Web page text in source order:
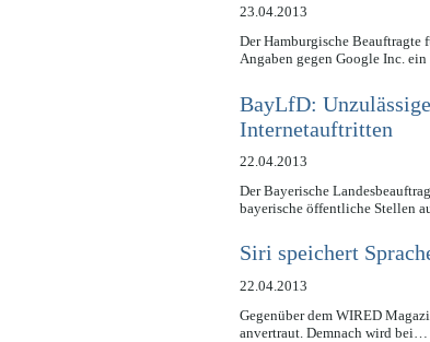
23.04.2013
Der Hamburgische
Angaben gegen Google Inc.
BayLfD:
Internetauftritten
22.04.2013
Der Bayerische
bayerische öffentliche Stellen
Siri speichert
22.04.2013
Gegenüber dem WIRED
anvertraut. Demnach wird bei…